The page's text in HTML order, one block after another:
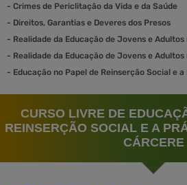
- Crimes de Periclitação da Vida e da Saúde
- Direitos, Garantias e Deveres dos Presos
- Realidade da Educação de Jovens e Adultos
- Realidade da Educação de Jovens e Adultos
- Educação no Papel de Reinserção Social e
CURSO LIVRE DE
REINSERÇÃO SOCIAL E A
CÁRCERE